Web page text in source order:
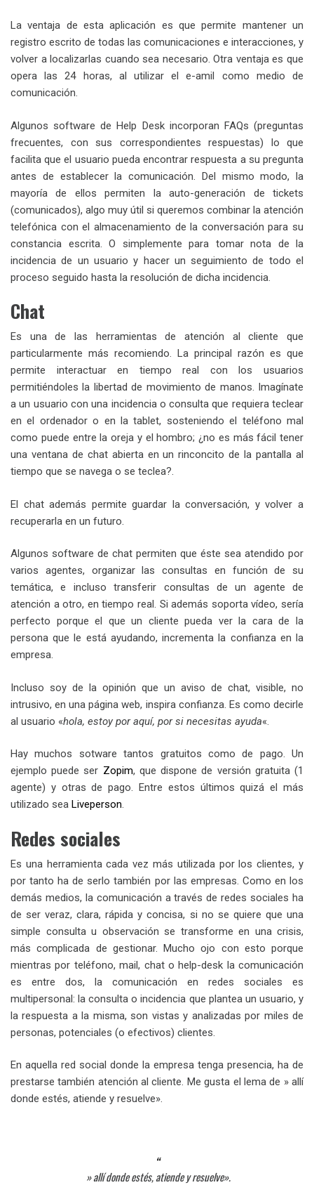
La ventaja de esta aplicación es que permite mantener un
registro escrito de todas las comunicaciones e interacciones, y
volver a localizarlas cuando sea necesario. Otra ventaja es que
opera las 24 horas, al utilizar el e-amil como medio de
comunicación.
Algunos software de Help Desk incorporan FAQs (preguntas
frecuentes, con sus correspondientes respuestas) lo que
facilita que el usuario pueda encontrar respuesta a su pregunta
antes de establecer la comunicación. Del mismo modo, la
mayoría de ellos permiten la auto-generación de tickets
(comunicados), algo muy útil si queremos combinar la atención
telefónica con el almacenamiento de la conversación para su
constancia escrita. O simplemente para tomar nota de la
incidencia de un usuario y hacer un seguimiento de todo el
proceso seguido hasta la resolución de dicha incidencia.
Chat
Es una de las herramientas de atención al cliente que
particularmente más recomiendo. La principal razón es que
permite interactuar en tiempo real con los usuarios
permitiéndoles la libertad de movimiento de manos. Imagínate
a un usuario con una incidencia o consulta que requiera teclear
en el ordenador o en la tablet, sosteniendo el teléfono mal
como puede entre la oreja y el hombro; ¿no es más fácil tener
una ventana de chat abierta en un rinconcito de la pantalla al
tiempo que se navega o se teclea?.
El chat además permite guardar la conversación, y volver a
recuperarla en un futuro.
Algunos software de chat permiten que éste sea atendido por
varios agentes, organizar las consultas en función de su
temática, e incluso transferir consultas de un agente de
atención a otro, en tiempo real. Si además soporta vídeo, sería
perfecto porque el que un cliente pueda ver la cara de la
persona que le está ayudando, incrementa la confianza en la
empresa.
Incluso soy de la opinión que un aviso de chat, visible, no
intrusivo, en una página web, inspira confianza. Es como decirle
al usuario «hola, estoy por aquí, por si necesitas ayuda«.
Hay muchos sotware tantos gratuitos como de pago. Un
ejemplo puede ser Zopim, que dispone de versión gratuita (1
agente) y otras de pago. Entre estos últimos quizá el más
utilizado sea Liveperson.
Redes sociales
Es una herramienta cada vez más utilizada por los clientes, y
por tanto ha de serlo también por las empresas. Como en los
demás medios, la comunicación a través de redes sociales ha
de ser veraz, clara, rápida y concisa, si no se quiere que una
simple consulta u observación se transforme en una crisis,
más complicada de gestionar. Mucho ojo con esto porque
mientras por teléfono, mail, chat o help-desk la comunicación
es entre dos, la comunicación en redes sociales es
multipersonal: la consulta o incidencia que plantea un usuario, y
la respuesta a la misma, son vistas y analizadas por miles de
personas, potenciales (o efectivos) clientes.
En aquella red social donde la empresa tenga presencia, ha de
prestarse también atención al cliente. Me gusta el lema de » allí
donde estés, atiende y resuelve».
» allí donde estés, atiende y resuelve».